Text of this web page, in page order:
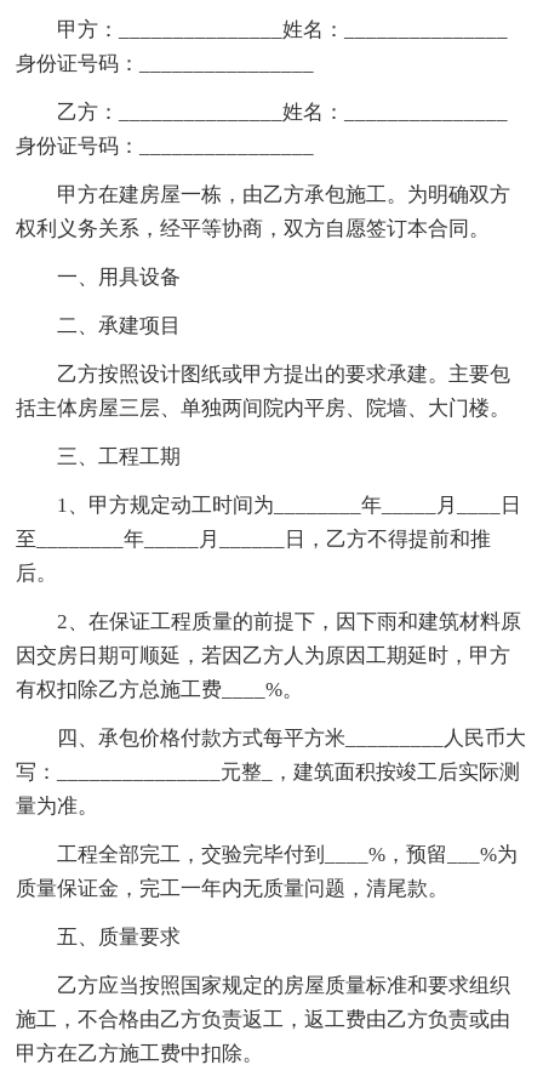
甲方：_______________姓名：_______________
身份证号码：________________
乙方：_______________姓名：_______________
身份证号码：________________
甲方在建房屋一栋，由乙方承包施工。为明确双方
权利义务关系，经平等协商，双方自愿签订本合同。
一、用具设备
二、承建项目
乙方按照设计图纸或甲方提出的要求承建。主要包
括主体房屋三层、单独两间院内平房、院墙、大门楼。
三、工程工期
1、甲方规定动工时间为________年_____月____日
至________年_____月______日，乙方不得提前和推
后。
2、在保证工程质量的前提下，因下雨和建筑材料原
因交房日期可顺延，若因乙方人为原因工期延时，甲方
有权扣除乙方总施工费____%。
四、承包价格付款方式每平方米_________人民币大
写：_______________元整_，建筑面积按竣工后实际测
量为准。
工程全部完工，交验完毕付到____%，预留___%为
质量保证金，完工一年内无质量问题，清尾款。
五、质量要求
乙方应当按照国家规定的房屋质量标准和要求组织
施工，不合格由乙方负责返工，返工费由乙方负责或由
甲方在乙方施工费中扣除。